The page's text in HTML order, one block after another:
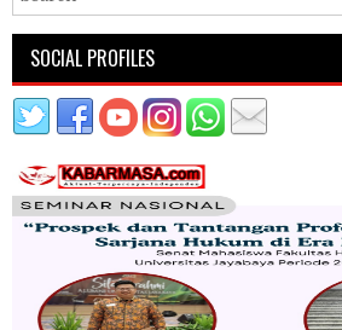
SOCIAL PROFILES